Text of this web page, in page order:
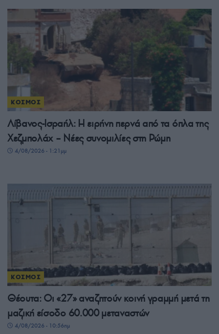
ΚΟΣΜΟΣ
Λίβανος-Ισραήλ: Η ειρήνη περνά από τα όπλα της
Χεζμπολάχ – Νέες συνομιλίες στη Ρώμη
4/08/2026 - 1:21μμ
ΚΟΣΜΟΣ
Θέουτα: Οι «27» αναζητούν κοινή γραμμή μετά τη
μαζική είσοδο 60.000 μεταναστών
4/08/2026 - 10:56πμ